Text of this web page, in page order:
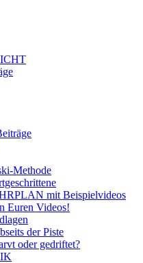
Methode
mit Beispielvideos
Euren Videos!
der Piste
oder gedriftet?